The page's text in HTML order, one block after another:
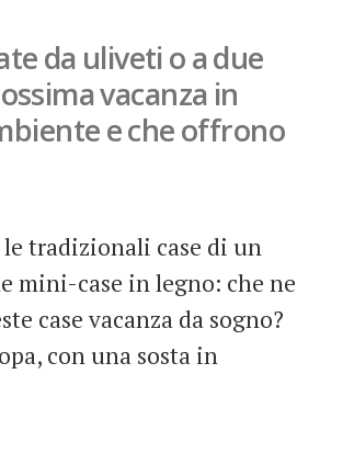
da uliveti o a due
vacanza in
e che offrono
tradizionali case di un
mini-case in legno: che ne
case vacanza da sogno?
con una sosta in